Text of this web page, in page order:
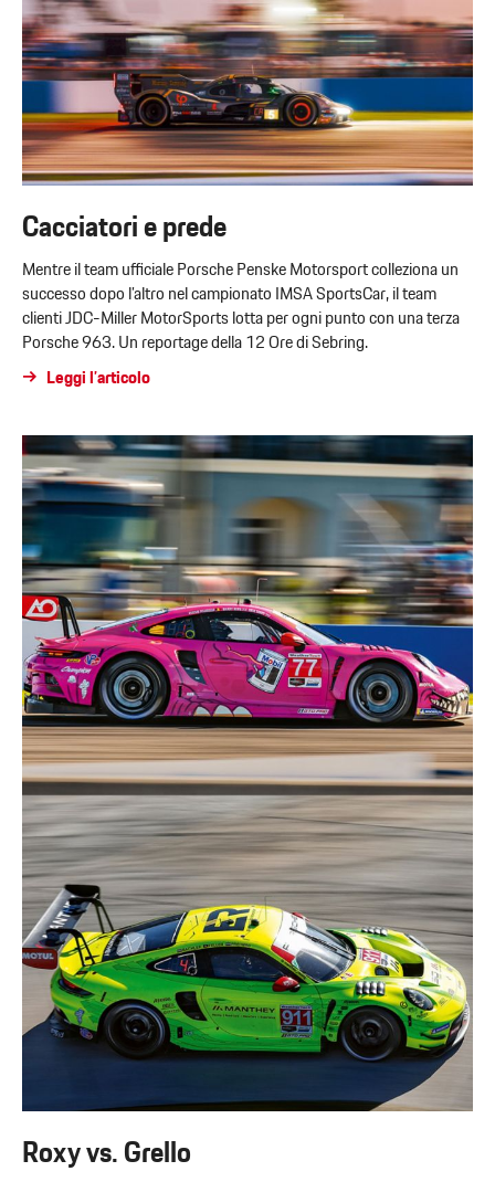
Cacciatori e prede
Mentre il team ufficiale Porsche Penske Motorsport colleziona un
successo dopo l’altro nel campionato IMSA SportsCar, il team
clienti JDC-Miller MotorSports lotta per ogni punto con una terza
Porsche 963. Un reportage della 12 Ore di Sebring.
Leggi l’articolo
Roxy vs. Grello